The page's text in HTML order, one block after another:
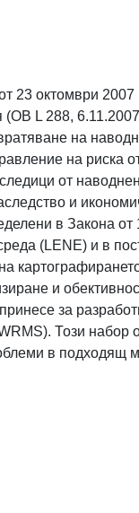
данни
23 октомври 2007
L 288, 6.11.2007
на
на риска
от
и
в Закона от
(LENE) и в
и
за
Този набор
в подходящ